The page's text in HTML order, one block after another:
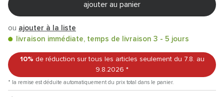
ajouter au panier
ou ajouter à la liste
livraison immédiate, temps de livraison 3 - 5 jours
10% de réduction sur tous les articles seulement du 7.8. au
9.8.2026 *
* la remise est déduite automatiquement du prix total dans le panier.